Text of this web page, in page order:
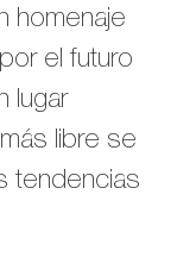
homenaje
el futuro
lugar
libre se
tendencias